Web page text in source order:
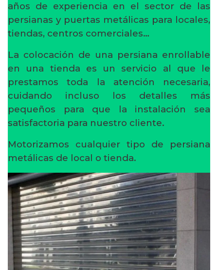
años de experiencia en el sector de las
persianas y puertas metálicas para locales,
tiendas, centros comerciales…
La colocación de una persiana enrollable
en una tienda es un servicio al que le
prestamos toda la atención necesaria,
cuidando incluso los detalles más
pequeños para que la instalación sea
satisfactoria para nuestro cliente.
Motorizamos cualquier tipo de persiana
metálicas de local o tienda.